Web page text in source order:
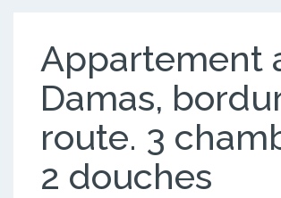
Appartement
Damas,
route. 3
2 douches